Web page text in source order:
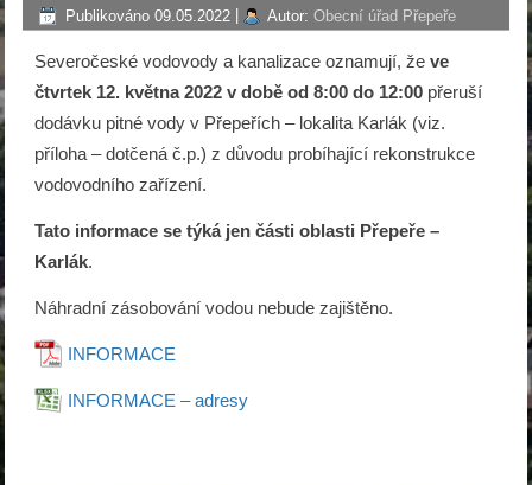
Publikováno 09.05.2022 Autor: Obecní úřad Přepeře
Severočeské vodovody a kanalizace oznamují, ževe
čtvrtek 12. května 2022 v době od 8:00 do 12:00 přeruší
dodávku pitné vody v Přepeřích – lokalita Karlák (viz.
příloha – dotčená č.p.) z důvodu probíhající rekonstrukce
vodovodního zařízení.
Tato informace se týká jen části oblasti Přepeře –
Karlák.
Náhradní zásobování vodou nebude zajištěno.
INFORMACE
INFORMACE – adresy